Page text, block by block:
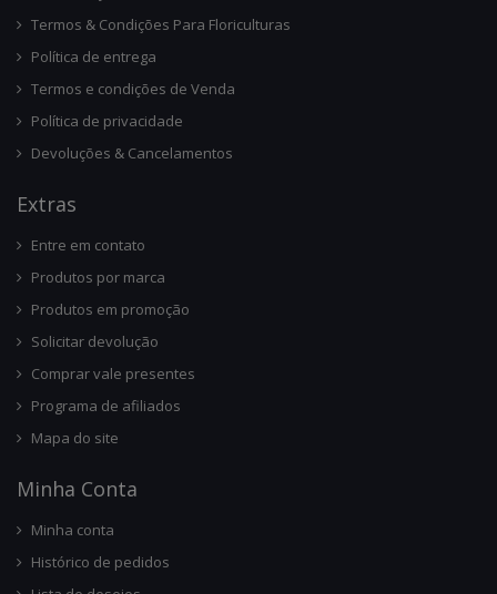
Termos & Condições Para Floriculturas
Política de entrega
Termos e condições de Venda
Política de privacidade
Devoluções & Cancelamentos
ExtRas
Entre em contato
Produtos por marca
Produtos em promoção
Solicitar devolução
Comprar vale presentes
Programa de afiliados
Mapa do site
Minha Conta
Minha conta
Histórico de pedidos